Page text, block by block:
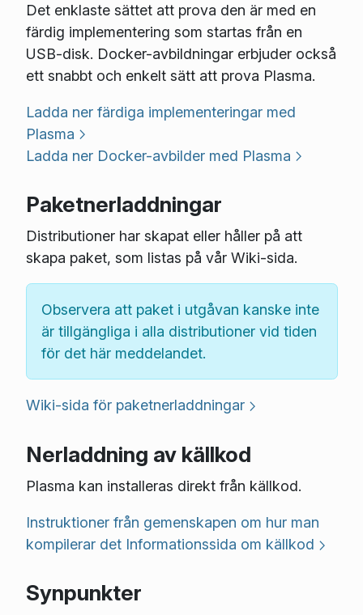
Det enklaste sättet att prova den är med en
färdig implementering som startas från en
USB-disk. Docker-avbildningar erbjuder också
ett snabbt och enkelt sätt att prova Plasma.
Ladda ner färdiga implementeringar med
Plasma
Ladda ner Docker-avbilder med Plasma
Paketnerladdningar
Distributioner har skapat eller håller på att
skapa paket, som listas på vår Wiki-sida.
Observera att paket i utgåvan kanske inte
är tillgängliga i alla distributioner vid tiden
för det här meddelandet.
Wiki-sida för paketnerladdningar
Nerladdning av källkod
Plasma kan installeras direkt från källkod.
Instruktioner från gemenskapen om hur man
kompilerar det Informationssida om källkod
Synpunkter